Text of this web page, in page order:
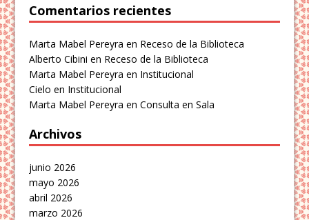
Comentarios recientes
Marta Mabel Pereyra en Receso de la Biblioteca
Alberto Cibini en Receso de la Biblioteca
Marta Mabel Pereyra en Institucional
Cielo en Institucional
Marta Mabel Pereyra enConsulta en Sala
Archivos
junio 2026
mayo 2026
abril 2026
marzo 2026